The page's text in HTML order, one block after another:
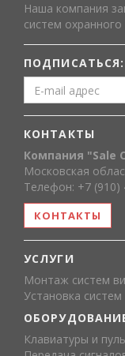
Наша компания
систем
ПОДПИСАТЬСЯ:
КОНТАКТЫ
Компания "Sale
Московская
Телефон: +7 (910)
КОНТАКТЫ
УСЛУГИ
Монтаж систем
Установка
Клавиатуры и